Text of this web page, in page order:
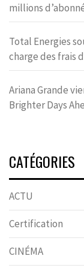
millions
Total Energies
charge des frais
Ariana Grande
Brighter Days
CATÉGORIES
ACTU
Certification
CINÉMA